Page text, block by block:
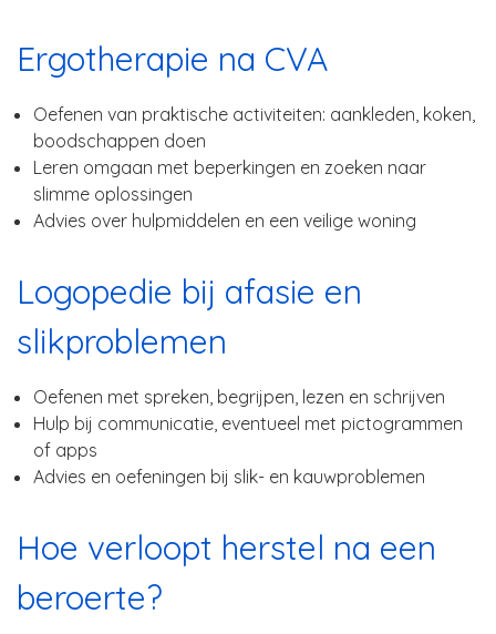
Ergotherapie na CVA
Oefenen van praktische activiteiten: aankleden, koken,
boodschappen doen
Leren omgaan met beperkingen en zoeken naar
slimme oplossingen
Advies over hulpmiddelen en een veilige woning
Logopedie bij afasie en
slikproblemen
Oefenen met spreken, begrijpen, lezen en schrijven
Hulp bij communicatie, eventueel met pictogrammen
of apps
Advies en oefeningen bij slik- en kauwproblemen
Hoe verloopt herstel na een
beroerte?